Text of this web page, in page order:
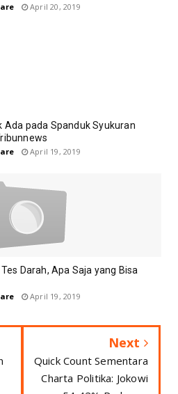
April 20, 2019
Ada pada Spanduk Syukuran
April 19, 2019
Darah, Apa Saja yang Bisa
April 19, 2019
Next
Quick Count Sementara
Charta Politika: Jokowi